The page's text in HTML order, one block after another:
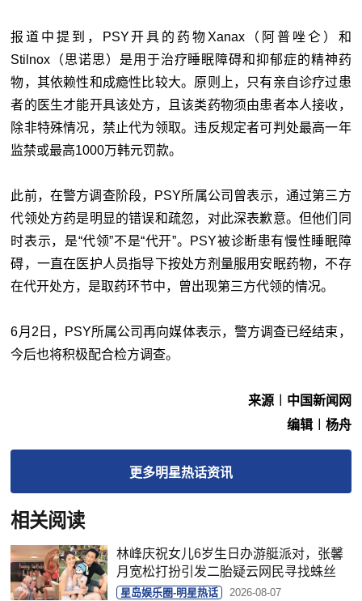
报道中提到，PSY开具的药物Xanax（阿普唑仑）和
Stilnox（思诺思）是用于治疗睡眠障碍和抑郁症的精神药
物，其依赖性和成瘾性比较大。原则上，只有亲自诊疗过患
者的医生才能开具该处方，且该类药物须由患者本人接收，
除非特殊情况，禁止代为领取。违反规定者可判处最高一年
监禁或最高1000万韩元罚款。
此前，在警方调查阶段，PSY所属公司曾表示，通过第三方
代领处方药是明显的错误和疏忽，对此深表歉意。但他们同
时表示，是“代领”不是“代开”。PSY被诊断患有慢性睡眠障
碍，一直在医护人员指导下按处方剂量服用安眠药物，不存
在代开处方，是取药环节中，曾出现第三方代领的情况。
6月2日，PSY所属公司再向媒体表示，警方调查已经结束，
今后也将积极配合检方调查。
来源︱中国新闻网
编辑︱杨舟
更多明星热话资讯
相关阅读
林峰庆祝女儿6岁生日办游艇派对，张馨
月宽松打扮引发二胎疑云网民寻找蛛丝
星岛娱乐圈-明星热话 2026-08-07